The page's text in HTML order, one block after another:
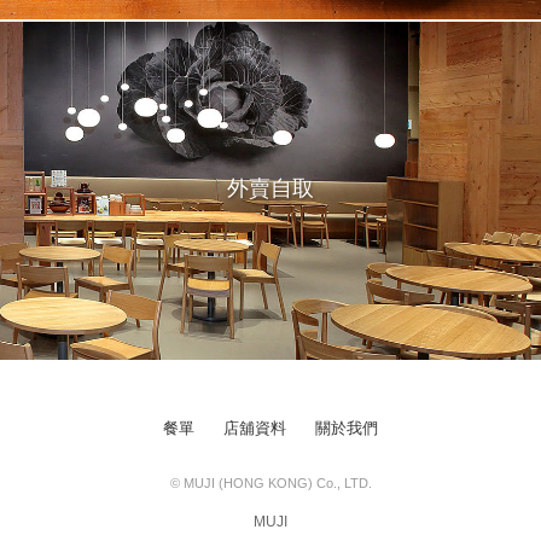
外賣自取
餐單 店舖資料 關於我們
© MUJI (HONG KONG) Co., LTD.
MUJI